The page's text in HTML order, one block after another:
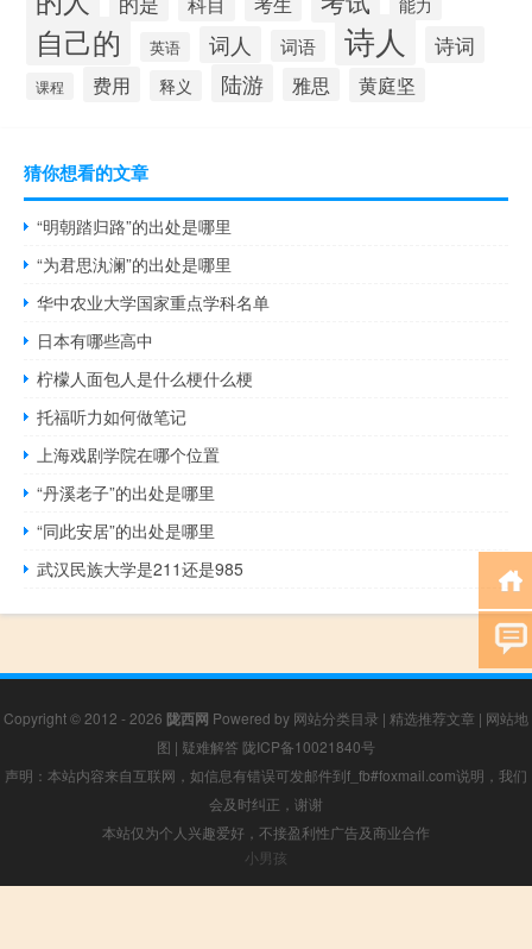
能力
自己的 英语 词人 词语 诗人 诗词
课程 费用 释义 陆游 雅思 黄庭坚
猜你想看的文章
“明朝踏归路”的出处是哪里
“为君思汍澜”的出处是哪里
华中农业大学国家重点学科名单
日本有哪些高中
柠檬人面包人是什么梗什么梗
托福听力如何做笔记
上海戏剧学院在哪个位置
“丹溪老子”的出处是哪里
“同此安居”的出处是哪里
武汉民族大学是211还是985
Copyright © 2012 - 2026 陇西网 Powered by 网站分类目录 | 精选推荐文章 | 网站地
图 | 疑难解答 陇ICP备10021840号
声明：本站内容来自互联网，如信息有错误可发邮件到f_fb#foxmail.com说明，我们
会及时纠正，谢谢
本站仅为个人兴趣爱好，不接盈利性广告及商业合作
小男孩